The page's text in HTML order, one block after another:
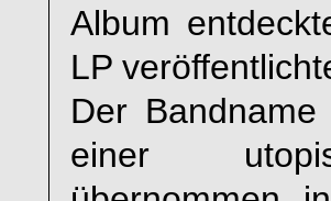
Album
LP
Der
einer